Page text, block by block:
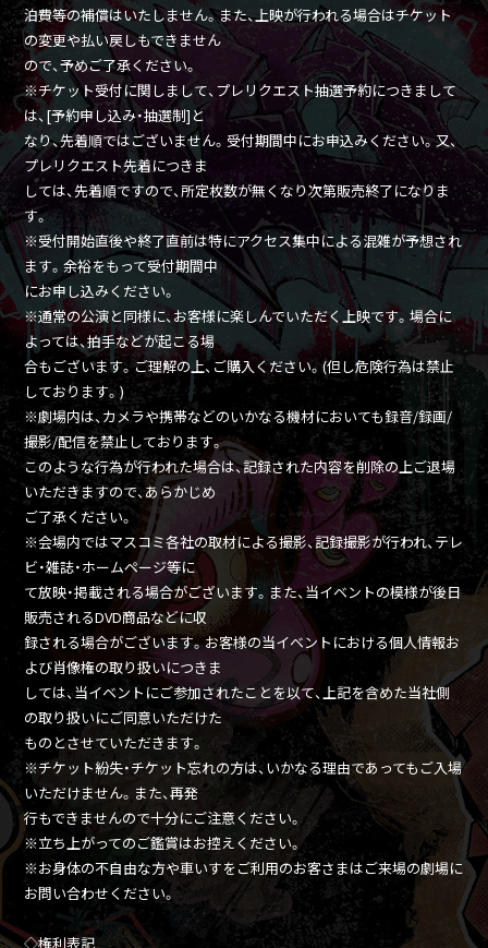
泊費等の補償はいたしません。また、上映が行われる場合はチケット
の変更や払い戻しもできません
ので、予めご了承ください。
※チケット受付に関しまして、プレリクエスト抽選予約につきまして
は、[予約申し込み・抽選制]と
なり、先着順ではございません。受付期間中にお申込みください。又、
プレリクエスト先着につきま
しては、先着順ですので、所定枚数が無くなり次第販売終了になりま
す。
※受付開始直後や終了直前は特にアクセス集中による混雑が予想され
ます。余裕をもって受付期間中
にお申し込みください。
※通常の公演と同様に、お客様に楽しんでいただく上映です。場合に
よっては、拍手などが起こる場
合もございます。ご理解の上、ご購入ください。(但し危険行為は禁止
しております。)
※劇場内は、カメラや携帯などのいかなる機材においても録音/録画/
撮影/配信を禁止しております。
このような行為が行われた場合は、記録された内容を削除の上ご退場
いただきますので、あらかじめ
ご了承ください。
※会場内ではマスコミ各社の取材による撮影、記録撮影が行われ、テレ
ビ・雑誌・ホームページ等に
て放映・掲載される場合がございます。また、当イベントの模様が後日
販売されるDVD商品などに収
録される場合がございます。お客様の当イベントにおける個人情報お
よび肖像権の取り扱いにつきま
しては、当イベントにご参加されたことを以て、上記を含めた当社側
の取り扱いにご同意いただけた
ものとさせていただきます。
※チケット紛失・チケット忘れの方は、いかなる理由であってもご入場
いただけません。また、再発
行もできませんので十分にご注意ください。
※立ち上がってのご鑑賞はお控えください。
※お身体の不自由な方や車いすをご利用のお客さまはご来場の劇場に
お問い合わせください。
◇権利表記